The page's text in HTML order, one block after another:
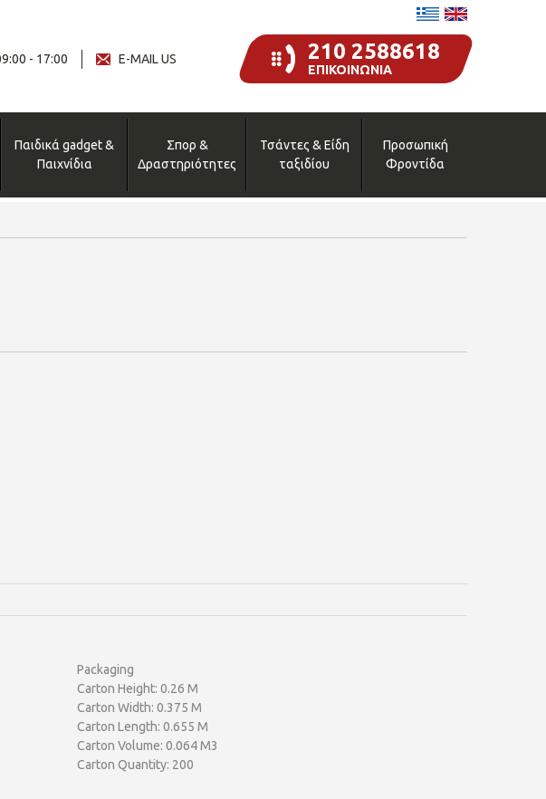
210 2588618
ΕΠΙΚΟΙΝΩΝΙΑ
E-MAIL US
- 17:00
Παιδικά gadget &
Παιχνίδια
Σπορ &
Δραστηριότητες
Τσάντες & Είδη
ταξιδίου
Προσωπική
Φροντίδα
Packaging
Carton Height: 0.26 M
Carton Width: 0.375 M
Carton Length: 0.655 M
Carton Volume: 0.064 M3
Carton Quantity: 200